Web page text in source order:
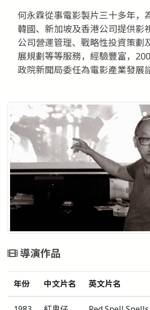
何永霖從事電影製片三十多年，
韓國、新加坡及香港公司提供影
公司營運管理、戰略性投資策劃
展規劃等等服務，經驗豐富，
政院新聞局委任為電影產業發展
導演作品
年份 中文片名 英文片名